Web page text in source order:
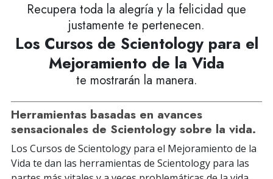
Recupera toda la alegría y la felicidad que
justamente te pertenecen.
Los Cursos de Scientology para el
Mejoramiento de la Vida
te mostrarán la manera.
Herramientas basadas en avances
sensacionales de Scientology sobre la vida.
Los Cursos de Scientology para el Mejoramiento de la
Vida te dan las herramientas de Scientology para las